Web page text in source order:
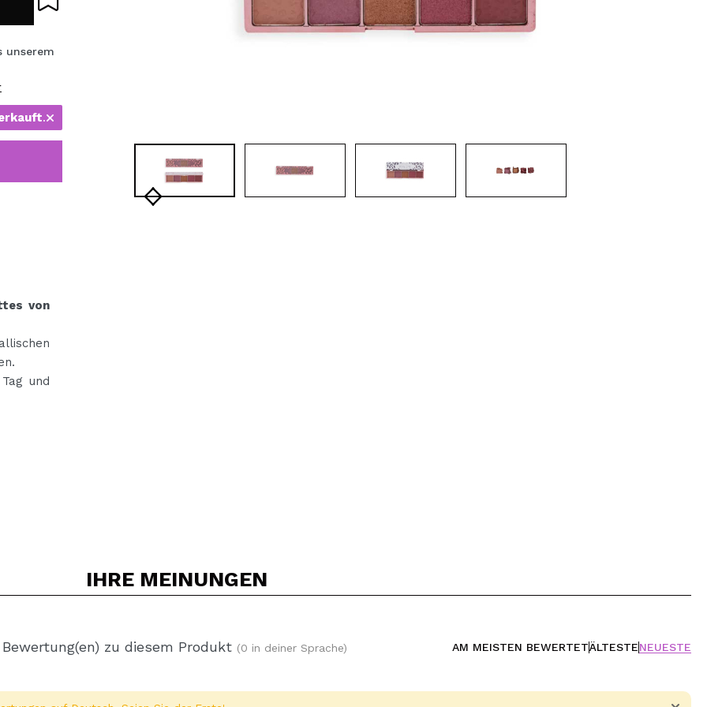
bisherigen Vorgänge einsehen.
unserem
.
von
und
IHRE MEINUNGEN
zu diesem Produkt (0 in deiner Sprache) AM MEISTEN BEWERTETÄLTESTENEUESTE